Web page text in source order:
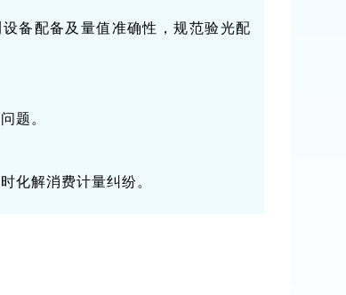
备配备及量值准确性，规范验光配
题。
化解消费计量纠纷。